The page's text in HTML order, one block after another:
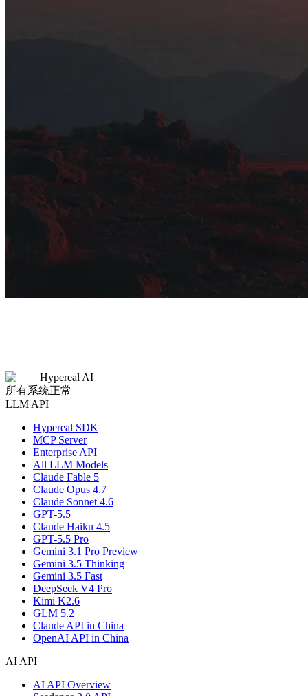
Hypereal AI
所有系统正常
LLM API
Hypereal SDK
MCP Server
Enterprise API
All LLM Models
Claude Fable 5
Claude Opus 4.7
Claude Sonnet 4.6
GPT-5.5
Claude Haiku 4.5
GPT-5.5 Pro
Gemini 3.1 Pro Preview
Gemini 3.5 Thinking
Gemini 3.5 Fast
DeepSeek V4 Pro
Kimi K2.6
GLM 5.2
Claude API in China
OpenAI API in China
AI API
AI API Overview